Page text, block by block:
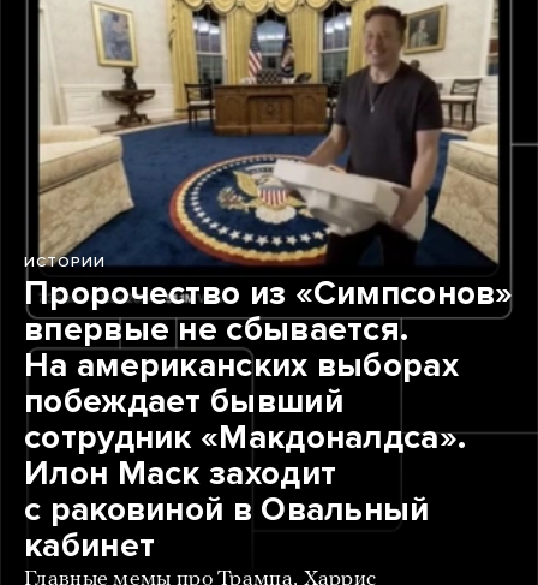
ИСТОРИИ
Пророчество из «Симпсонов»
впервые не сбывается.
На американских выборах
побеждает бывший
сотрудник «Макдоналдса».
Илон Маск заходит
с раковиной в Овальный
кабинет
Главные мемы про Трампа, Харрис